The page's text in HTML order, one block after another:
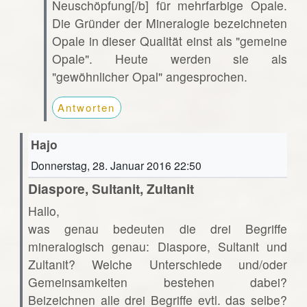
Neuschöpfung[/b] für mehrfarbige Opale.
Die Gründer der Mineralogie bezeichneten
Opale in dieser Qualität einst als "gemeine
Opale". Heute werden sie als
"gewöhnlicher Opal" angesprochen.
Antworten
Hajo
Donnerstag, 28. Januar 2016 22:50
Diaspore, Sultanit, Zultanit
Hallo,
was genau bedeuten die drei Begriffe
mineralogisch genau: Diaspore, Sultanit und
Zultanit? Welche Unterschiede und/oder
Gemeinsamkeiten bestehen dabei?
Beizeichnen alle drei Begriffe evtl. das selbe?